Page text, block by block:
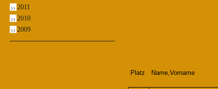
2011
2010
2009
Platz Name,Vorname